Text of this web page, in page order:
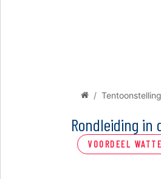
Rondleiding in
VOORDEEL